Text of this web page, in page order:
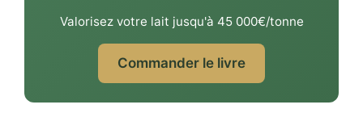
Valorisez votre lait jusqu'à 45 000€/tonne
Commander le livre